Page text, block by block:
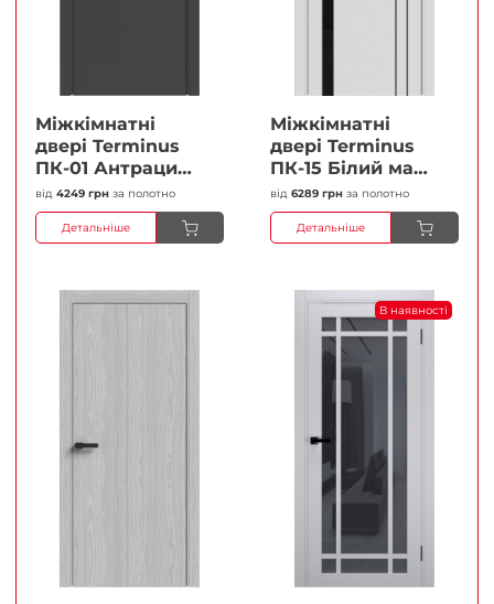
Міжкімнатні
двері Terminus
ПК-01 Антрацит
(п/п) Глухі
Плівка
від 4249 грн за полотно
Детальніше
Міжкімнатні
двері Terminus
ПК-15 Білий мат
(Термінус) Чорне
скло Плівка
від 6289 грн за полотно
Детальніше
В наявності